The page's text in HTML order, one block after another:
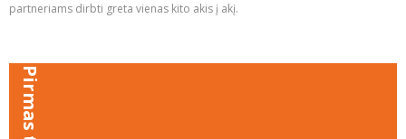
partneriams dirbti greta vienas kito akis į akį.